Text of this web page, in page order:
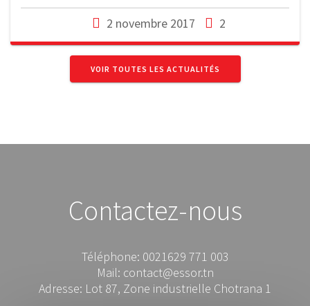
2 novembre 2017 2
VOIR TOUTES LES ACTUALITÉS
Contactez-nous
Téléphone: 0021629 771 003
Mail: contact@essor.tn
Adresse: Lot 87, Zone industrielle Chotrana 1